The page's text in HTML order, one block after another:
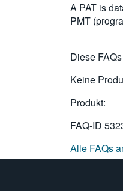
A PAT is
PMT
Diese
Keine
Produkt:
FAQ-ID
Alle FAQs